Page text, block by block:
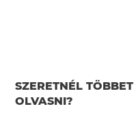
SZERETNÉL TÖBBET
OLVASNI?